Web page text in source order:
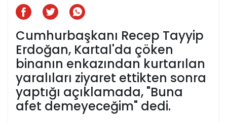
Cumhurbaşkanı Recep Tayyip
Erdoğan, Kartal'da çöken
binanın enkazından kurtarılan
yaralıları ziyaret ettikten sonra
yaptığı açıklamada, "Buna
afet demeyeceğim" dedi.